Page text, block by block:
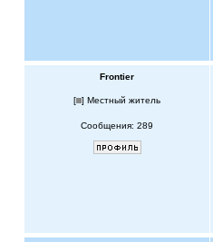
Frontier
[ ] Местный житель
Сообщения: 289